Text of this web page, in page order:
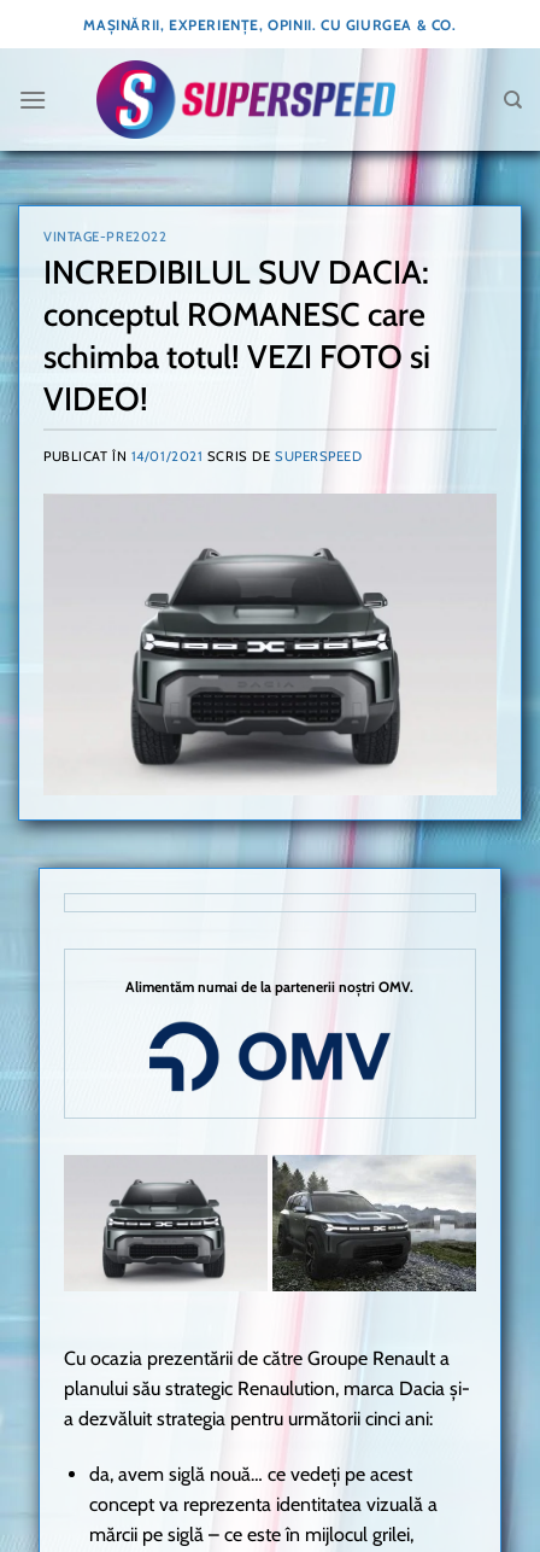
to
MAȘINĂRII, EXPERIENȚE, OPINII. CU GIURGEA & CO.
VINTAGE-PRE2022
INCREDIBILUL SUV DACIA:
conceptul ROMANESC care
schimba totul! VEZI FOTO si
VIDEO!
PUBLICAT ÎN 14/01/2021 SCRIS DE SUPERSPEED
Alimentăm numai de la partenerii noștri OMV.
Cu ocazia prezentării de către Groupe Renault a
planului său strategic Renaulution, marca Dacia și-
a dezvăluit strategia pentru următorii cinci ani:
da, avem siglă nouă… ce vedeți pe acest
concept va reprezenta identitatea vizuală a
mărcii pe siglă – ce este în mijlocul grilei,